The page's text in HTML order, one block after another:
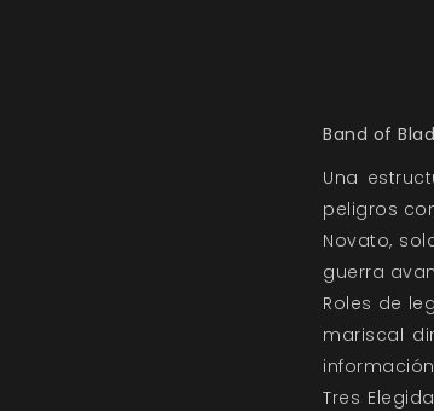
Band of
Una
peligros
Novato,
guerra
Roles de
mariscal
Tres